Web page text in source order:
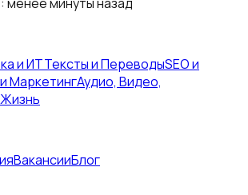
менее минуты назад
и ИТТексты и ПереводыSEO и
МаркетингАудио, Видео,
ВакансииБлог